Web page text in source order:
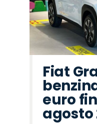
Fiat
euro
agosto